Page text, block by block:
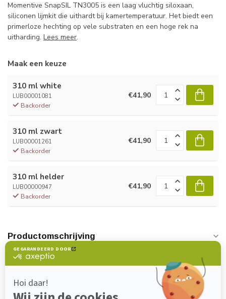
Momentive SnapSIL TN3005 is een laag vluchtig siloxaan,
siliconen lijmkit die uithardt bij kamertemperatuur. Het biedt een
primerloze hechting op vele substraten en een hoge rek na
uitharding. Lees meer.
Maak een keuze
310 ml white
LUB00001081
Backorder
€41,90
310 ml zwart
LUB00001261
Backorder
€41,90
310 ml helder
LUB00000947
Backorder
€41,90
Productomschrijving
Specificaties
Reviews